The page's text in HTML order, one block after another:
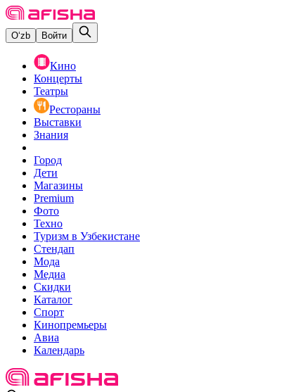
O‘zb Войти
Кино
Концерты
Театры
Рестораны
Выставки
Знания
Город
Дети
Магазины
Premium
Фото
Техно
Туризм в Узбекистане
Стендап
Мода
Медиа
Скидки
Каталог
Спорт
Кинопремьеры
Авиа
Календарь